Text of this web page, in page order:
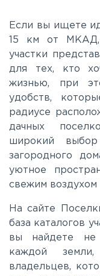
Если вы ищете
15 км от
участки
для тех, кто
жизнью, при
удобств,
радиусе
дачных
широкий
загородного
уютное
свежим
На сайте
база каталогов
вы найдете не
каждой
владельцев,